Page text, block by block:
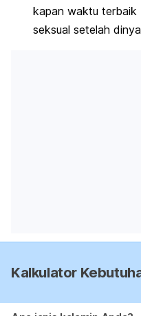
kapan waktu terbaik
seksual setelah
Kalkulator